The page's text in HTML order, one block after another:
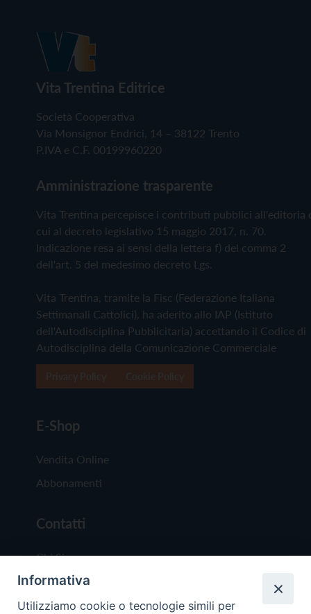
Vita Trentina Editrice
Società Cooperativa
Via Monsignor Endrici, 14 – 38122 Trento
P.IVA e C.F. 00199960220
Amministrazione trasparente
Vita Trentina percepisce i contributi pubblici all'editoria
cui al decreto legislativo 15 maggio 2017, n. 70.
Indicazione resa ai sensi della lettera f) del comma 2
dell'art. 5 del medesimo decreto Lgs.
Vita Trentina, tramite la Fisc (Federazione Italiana
Settimanali Cattolici), ha aderito allo IAP (Istituto
dell'Autodisciplina Pubblicitaria) accettando il Codice di
Autodisciplina della Comunicazione Commerciale
E-Shop
Vendita Online
Abbonamenti
Contatti
Chi Siamo
Redazione
Scrivici
Informativa
Utilizziamo cookie o tecnologie simili per